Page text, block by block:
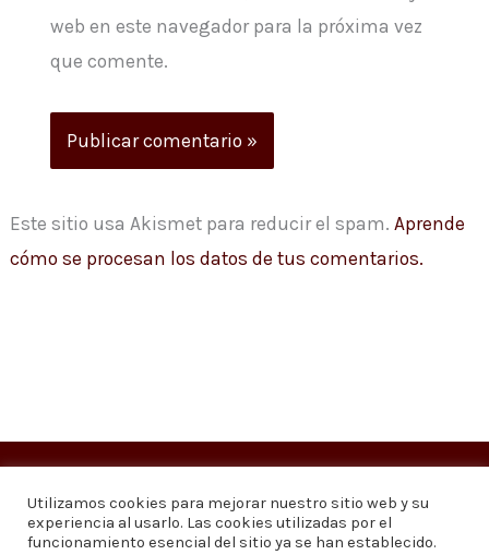
web en este navegador para la próxima vez
que comente.
Este sitio usa Akismet para reducir el spam.Aprende
cómo se procesan los datos de tus comentarios.
Copyright © 2026Visión 20/20 Noticias
Visión 20/20 Noticias - Edición 1.095
Utilizamos cookies para mejorar nuestro sitio web y su
experiencia al usarlo. Las cookies utilizadas por el
funcionamiento esencial del sitio ya se han establecido.